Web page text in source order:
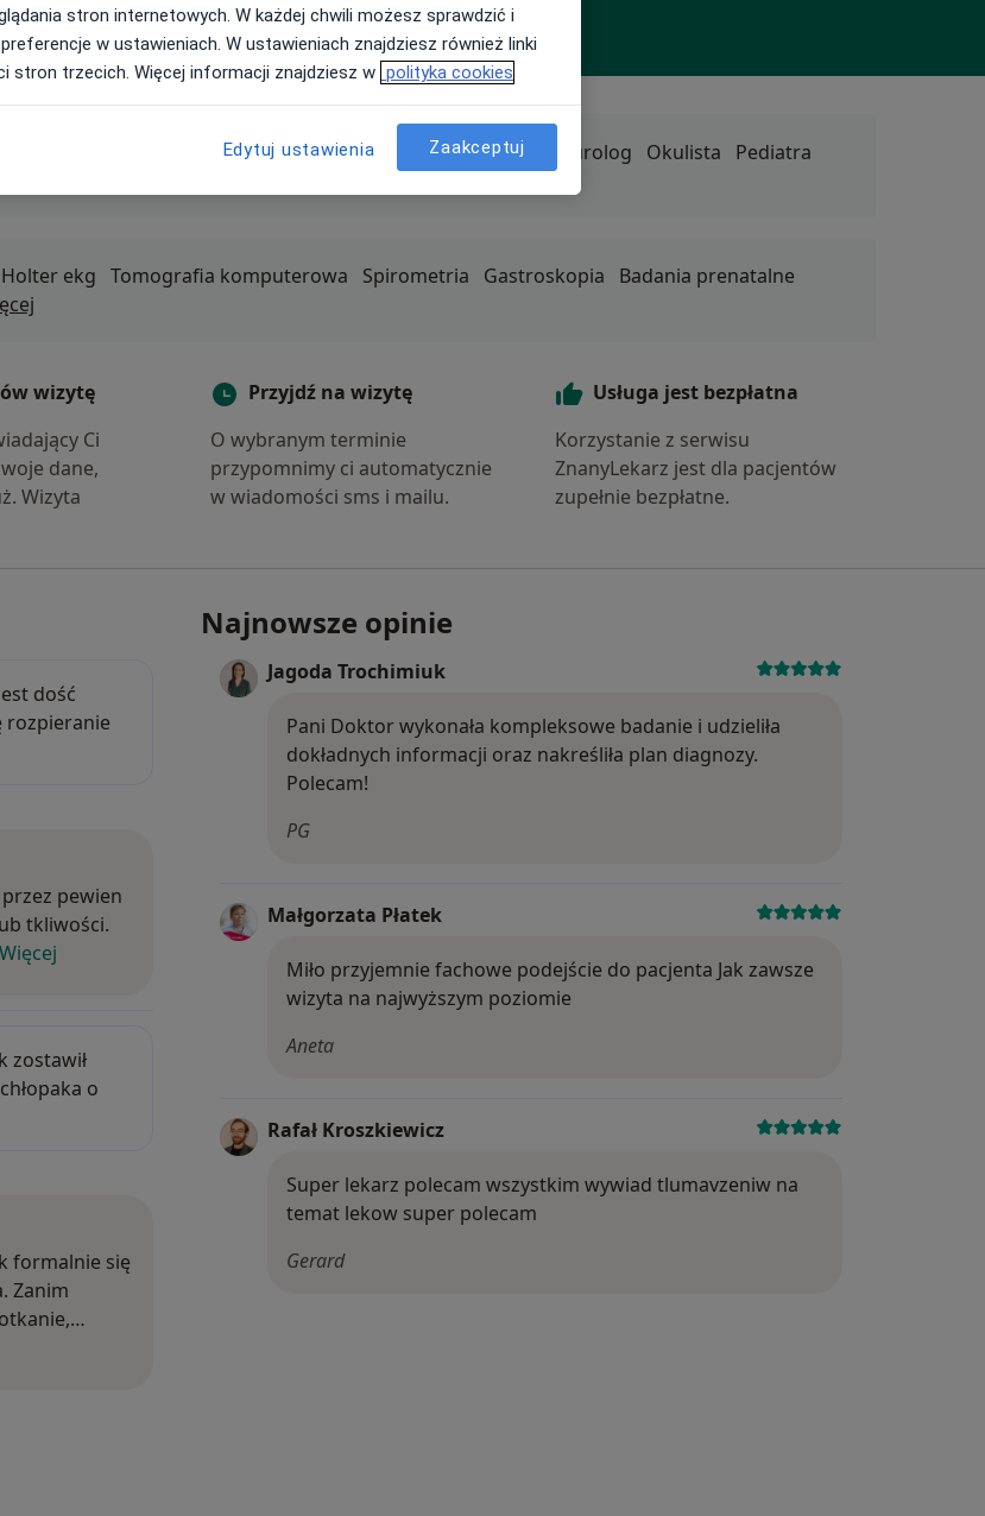
Chirurg Laryngolog Fizjoterapeuta Neurolog Okulista
Pediatra
Holter ekg Tomografia komputerowa Spirometria Gastroskopia
Badania prenatalne
wizytę
Ci
dane,
Wizyta
Przyjdź na wizytę
O wybranym terminie
przypomnimy ci automatycznie
w wiadomości sms i mailu.
Usługa jest bezpłatna
Korzystanie z serwisu
ZnanyLekarz jest dla pacjentów
zupełnie bezpłatne.
jest dość mocno nim oblepiona i od kilkunastu godzin czuję rozpieranie połowy
dość
rozpieranie
przez pewien czas może występować uczucie rozpierania lub tkliwości. Jeśli jednak ból jest bardzo
pewien
tkliwości.
Więcej
zostawił mnie dla innej starszej kobiety która jest o byłego chłopaka o wszystkich
zostawił
o
formalnie się zakończył, emocjonalnie ta relacja wciąż trwa. Zanim zdecyduje się Pani
formalnie się
Zanim
Najnowsze opinie
Jagoda Trochimiuk Ocena: 5
Pani Doktor wykonała kompleksowe badanie i udzieliła
dokładnych informacji oraz nakreśliła plan diagnozy.
Polecam!
PG
Małgorzata Płatek Ocena: 5
Miło przyjemnie fachowe podejście do pacjenta Jak zawsze
wizyta na najwyższym poziomie
Aneta
Rafał Kroszkiewicz Ocena: 5
Super lekarz polecam wszystkim wywiad tlumavzeniw na
temat lekow super polecam
Gerard
stron internetowych. W każdej chwili możesz sprawdzić i
w ustawieniach. W ustawieniach znajdziesz również linki
stron trzecich. Więcej informacji znajdziesz w polityka cookies
Edytuj ustawienia Zaakceptuj